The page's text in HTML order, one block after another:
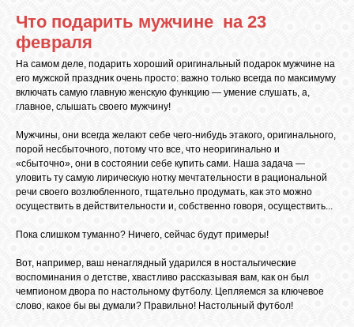
ГАДАНИЯ
ЛУНА
КАРТА
ЖЕЛАНИЙ
ЧАТ
Что подарить мужчине на 23
февраля
На самом деле, подарить хороший оригинальный подарок мужчине на
его мужской праздник очень просто: важно только всегда по максимуму
включать самую главную женскую функцию — умение слушать, а,
главное, слышать своего мужчину!
Мужчины, они всегда желают себе чего-нибудь этакого, оригинального,
порой несбыточного, потому что все, что неоригинально и
«сбыточно», они в состоянии себе купить сами. Наша задача —
уловить ту самую лирическую нотку мечтательности в рациональной
речи своего возлюбленного, тщательно продумать, как это можно
осуществить в действительности и, собственно говоря, осуществить...
Пока слишком туманно? Ничего, сейчас будут примеры!
Вот, например, ваш ненаглядный ударился в ностальгические
воспоминания о детстве, хвастливо рассказывая вам, как он был
чемпионом двора по настольному футболу. Цепляемся за ключевое
слово, какое бы вы думали? Правильно! Настольный футбол!